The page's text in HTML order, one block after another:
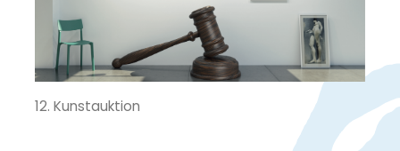
12. Kunstauktion